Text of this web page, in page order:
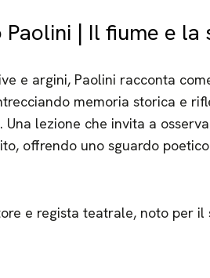
| Il fiume e la
e argini, Paolini racconta
memoria storica e
lezione che invita a
offrendo uno sguardo
e regista teatrale, noto per il